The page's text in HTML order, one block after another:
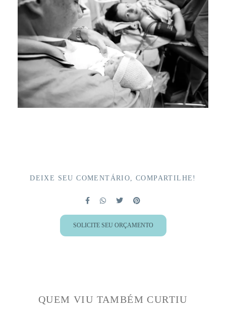
DEIXE SEU COMENTÁRIO, COMPARTILHE!
SOLICITE SEU ORÇAMENTO
QUEM VIU TAMBÉM CURTIU